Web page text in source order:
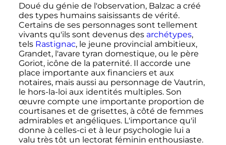
Doué du génie de l'observation, Balzac a créé
des types humains saisissants de vérité.
Certains de ses personnages sont tellement
vivants qu'ils sont devenus des archétypes,
tels Rastignac, le jeune provincial ambitieux,
Grandet, l'avare tyran domestique, ou le père
Goriot, icône de la paternité. Il accorde une
place importante aux financiers et aux
notaires, mais aussi au personnage de Vautrin,
le hors-la-loi aux identités multiples. Son
œuvre compte une importante proportion de
courtisanes et de grisettes, à côté de femmes
admirables et angéliques. L'importance qu'il
donne à celles-ci et à leur psychologie lui a
valu très tôt un lectorat féminin enthousiaste.